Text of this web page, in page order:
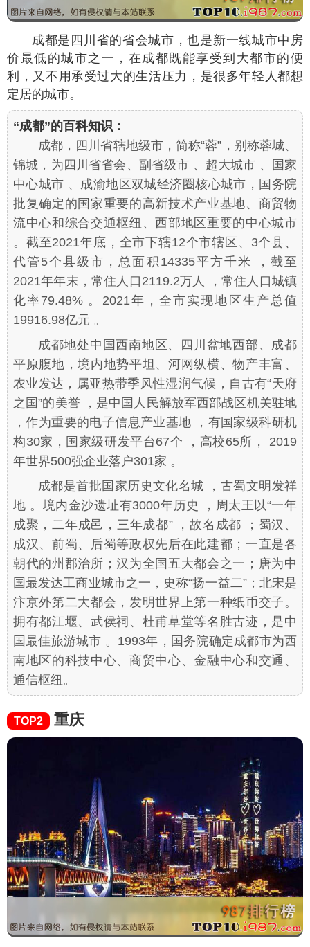
成都是四川省的省会城市，也是新一线城市中房
价最低的城市之一，在成都既能享受到大都市的便
利，又不用承受过大的生活压力，是很多年轻人都想
定居的城市。
“成都”的百科知识：
成都，四川省辖地级市，简称“蓉”，别称蓉城、
锦城，为四川省省会、副省级市 、超大城市 、国家
中心城市 、成渝地区双城经济圈核心城市，国务院
批复确定的国家重要的高新技术产业基地、商贸物
流中心和综合交通枢纽、西部地区重要的中心城市
。截至2021年底，全市下辖12个市辖区、3个县、
代管5个县级市，总面积14335平方千米 ，截至
2021年年末，常住人口2119.2万人 ，常住人口城镇
化率79.48% 。2021年，全市实现地区生产总值
19916.98亿元 。
成都地处中国西南地区、四川盆地西部、成都
平原腹地，境内地势平坦、河网纵横、物产丰富、
农业发达，属亚热带季风性湿润气候，自古有“天府
之国”的美誉 ，是中国人民解放军西部战区机关驻地
，作为重要的电子信息产业基地 ，有国家级科研机
构30家，国家级研发平台67个 ，高校65所， 2019
年世界500强企业落户301家 。
成都是首批国家历史文化名城 ，古蜀文明发祥
地 。境内金沙遗址有3000年历史 ，周太王以“一年
成聚，二年成邑，三年成都” ，故名成都 ；蜀汉、
成汉、前蜀、后蜀等政权先后在此建都；一直是各
朝代的州郡治所；汉为全国五大都会之一；唐为中
国最发达工商业城市之一，史称“扬一益二”；北宋是
汴京外第二大都会，发明世界上第一种纸币交子。
拥有都江堰、武侯祠、杜甫草堂等名胜古迹，是中
国最佳旅游城市 。1993年，国务院确定成都市为西
南地区的科技中心、商贸中心、金融中心和交通、
通信枢纽。
TOP2 重庆